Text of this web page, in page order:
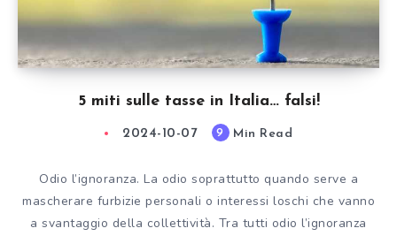
5 miti sulle tasse in Italia… falsi!
2024-10-07 9 Min Read
Odio l’ignoranza. La odio soprattutto quando serve a
mascherare furbizie personali o interessi loschi che vanno
a svantaggio della collettività. Tra tutti odio l’ignoranza